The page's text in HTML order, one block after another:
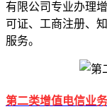
有限公司专业办理
可证、工商注册、
服务。
第二类增值电信业